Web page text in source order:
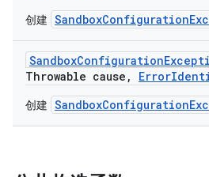
创建
SandboxConfiguration
Throwable cause , Error
创建